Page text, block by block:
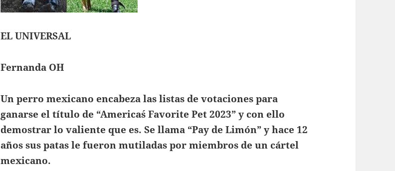
EL UNIVERSAL
Fernanda OH
Un perro mexicano encabeza las listas de votaciones para
ganarse el título de “America´s Favorite Pet 2023” y con ello
demostrar lo valiente que es. Se llama “Pay de Limón” y hace 12
años sus patas le fueron mutiladas por miembros de un cártel
mexicano.